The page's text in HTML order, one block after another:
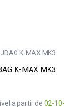
K-MAX MK3
a partir de 02-10-